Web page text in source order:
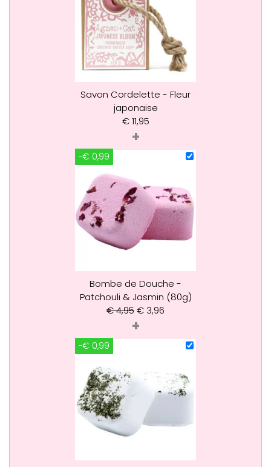
Savon Cordelette - Fleur
japonaise
€11,95
+
-€ 0,99
Bombe de Douche -
Patchouli & Jasmin (80g)
€4,95€ 3,96
+
-€ 0,99